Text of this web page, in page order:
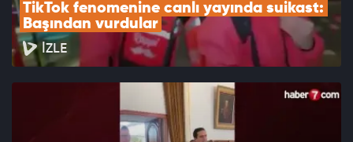
TikTok fenomenine canlı yayında suikast:
Başından vurdular
İZLE